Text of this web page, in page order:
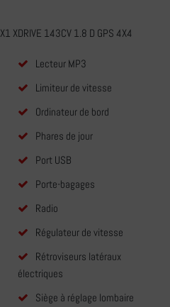
X1 XDRIVE 143CV 1.8 D GPS 4X4
Lecteur MP3
Limiteur de vitesse
Ordinateur de bord
Phares de jour
Port USB
Porte-bagages
Radio
Régulateur de vitesse
Rétroviseurs latéraux
électriques
Siège à réglage lombaire